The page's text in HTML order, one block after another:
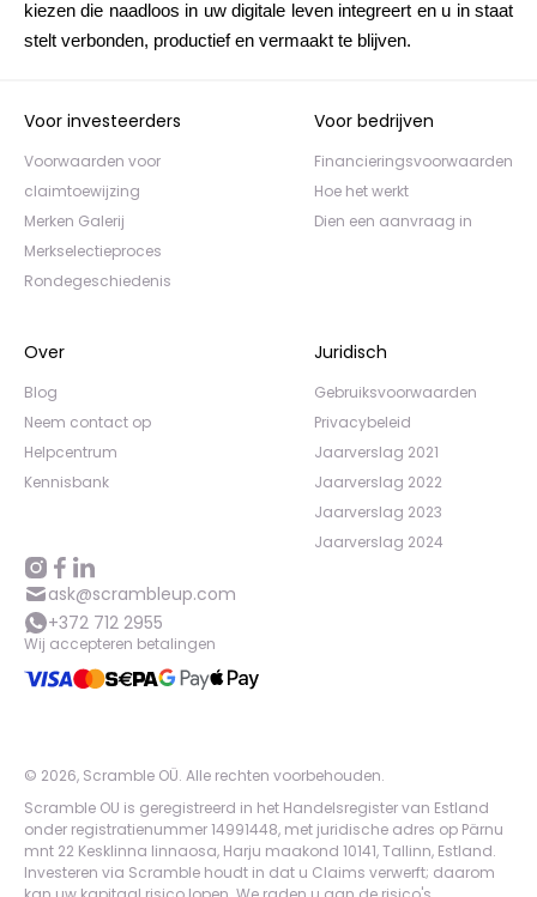
kiezen die naadloos in uw digitale leven integreert en u in staat
stelt verbonden, productief en vermaakt te blijven.
Voor investeerders
Voorwaarden voor
claimtoewijzing
Merken Galerij
Merkselectieproces
Rondegeschiedenis
Voor bedrijven
Financieringsvoorwaarden
Hoe het werkt
Dien een aanvraag in
Over
Blog
Neem contact op
Helpcentrum
Kennisbank
Juridisch
Gebruiksvoorwaarden
Privacybeleid
Jaarverslag 2021
Jaarverslag 2022
Jaarverslag 2023
Jaarverslag 2024
ask@scrambleup.com
+372 712 2955
Wij accepteren betalingen
© 2026, Scramble OÜ. Alle rechten voorbehouden.
Scramble OU is geregistreerd in het Handelsregister van Estland
onder registratienummer 14991448, met juridische adres op Pärnu
mnt 22 Kesklinna linnaosa, Harju maakond 10141, Tallinn, Estland.
Investeren via Scramble houdt in dat u Claims verwerft; daarom